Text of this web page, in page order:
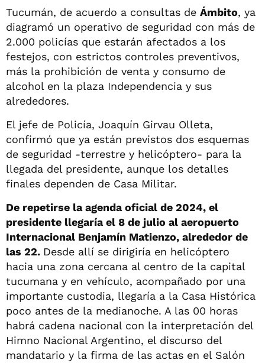
Tucumán, de acuerdo a consultas de Ámbito, ya
diagramó un operativo de seguridad con más de
2.000 policías que estarán afectados a los
festejos, con estrictos controles preventivos,
más la prohibición de venta y consumo de
alcohol en la plaza Independencia y sus
alrededores.
El jefe de Policía, Joaquín Girvau Olleta,
confirmó que ya están previstos dos esquemas
de seguridad -terrestre y helicóptero- para la
llegada del presidente, aunque los detalles
finales dependen de Casa Militar.
De repetirse la agenda oficial de 2024, el
presidente llegaría el 8 de julio al aeropuerto
Internacional Benjamín Matienzo, alrededor de
las 22. Desde allí se dirigiría en helicóptero
hacia una zona cercana al centro de la capital
tucumana y en vehículo, acompañado por una
importante custodia, llegaría a la Casa Histórica
poco antes de la medianoche. A las 00 horas
habrá cadena nacional con la interpretación del
Himno Nacional Argentino, el discurso del
mandatario y la firma de las actas en el Salón